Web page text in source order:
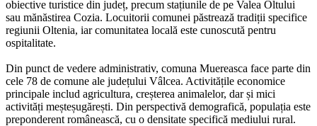
obiective turistice din județ, precum stațiunile de pe Valea Oltului
sau mănăstirea Cozia. Locuitorii comunei păstrează tradiții specifice
regiunii Oltenia, iar comunitatea locală este cunoscută pentru
ospitalitate.
Din punct de vedere administrativ, comuna Muereasca face parte din
cele 78 de comune ale județului Vâlcea. Activitățile economice
principale includ agricultura, creșterea animalelor, dar și mici
activități meșteșugărești. Din perspectivă demografică, populația este
preponderent românească, cu o densitate specifică mediului rural.